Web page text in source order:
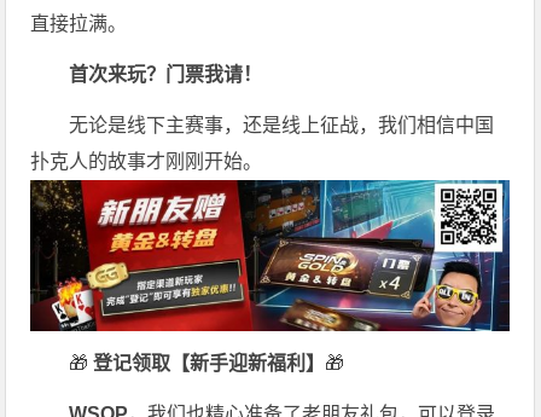
直接拉满。
首次来玩？门票我请！
无论是线下主赛事，还是线上征战，我们相信中国
扑克人的故事才刚刚开始。
🎁 登记领取【新手迎新福利】 🎁